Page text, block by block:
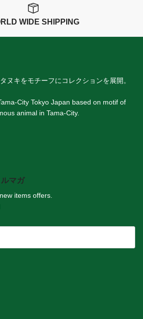
WIDE SHIPPING
ヌキをモチーフにコレクションを展開。
City Tokyo Japan based on motif of
animal in Tama-City.
マガ
items offers.